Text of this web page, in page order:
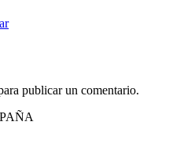
publicar un comentario.